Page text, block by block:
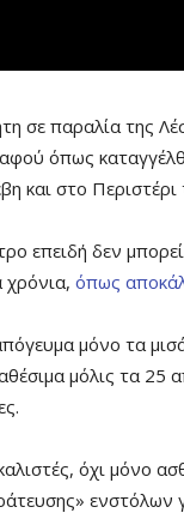
σε παραλία της
όπως
και στο
επειδή δεν
χρόνια, όπως
μόνο τα
μόλις τα
όχι μόνο
ενστόλων